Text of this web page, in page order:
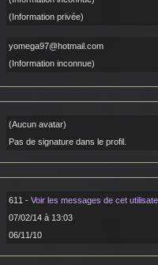
(Information privée)
yomega97@hotmail.com
(Information inconnue)
(Aucun avatar)
Pas de signature dans le profil.
611 - Voir les messages de cet
07/02/14 à 13:03
06/11/10